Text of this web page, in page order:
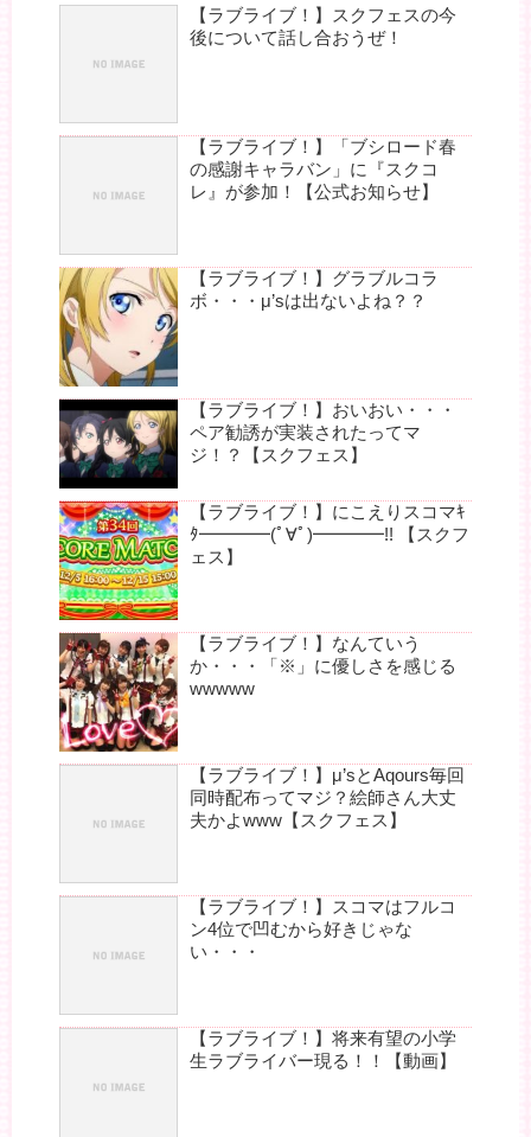
【ラブライブ！】スクフェスの今
後について話し合おうぜ！
【ラブライブ！】「ブシロード春
の感謝キャラバン」に『スクコ
レ』が参加！【公式お知らせ】
【ラブライブ！】グラブルコラ
ボ・・・μ’sは出ないよね？？
【ラブライブ！】おいおい・・・
ペア勧誘が実装されたってマ
ジ！？【スクフェス】
【ラブライブ！】にこえりスコマｷ
ﾀ━━━━(ﾟ∀ﾟ)━━━━!! 【スクフ
ェス】
【ラブライブ！】なんていう
か・・・「※」に優しさを感じる
wwwww
【ラブライブ！】μ’sとAqours毎回
同時配布ってマジ？絵師さん大丈
夫かよwww【スクフェス】
【ラブライブ！】スコマはフルコ
ン4位で凹むから好きじゃな
い・・・
【ラブライブ！】将来有望の小学
生ラブライバー現る！！【動画】